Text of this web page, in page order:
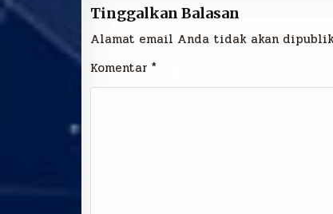
Tinggalkan Balasan
Alamat email Anda tidak akan
Komentar *